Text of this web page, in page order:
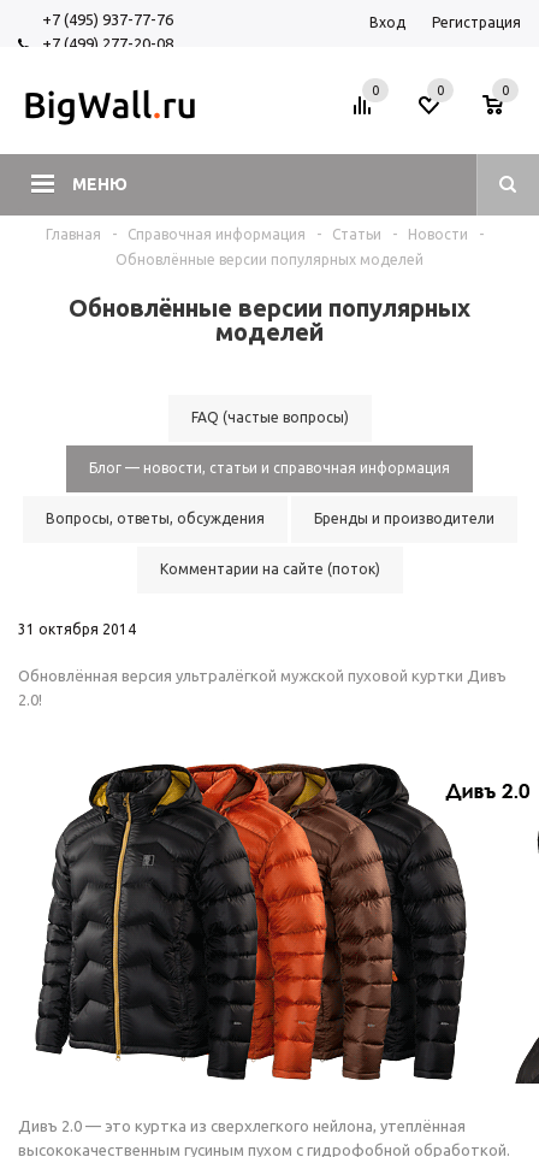
+7 (495) 937-77-76
+7 (499) 277-20-08
Вход Регистрация
МЕНЮ
0 0
0
Главная - Справочная информация - Статьи - Новости
-
Обновлённые версии популярных моделей
Обновлённые версии популярных
моделей
FAQ (частые вопросы)
Блог — новости, статьи и справочная информация
Вопросы, ответы, обсуждения Бренды и производители
Комментарии на сайте (поток)
31 октября 2014
Обновлённая версия ультралёгкой мужской пуховой куртки Дивъ
2.0!
Дивъ 2.0 — это куртка из сверхлегкого нейлона, утеплённая
высококачественным гусиным пухом с гидрофобной обработкой.